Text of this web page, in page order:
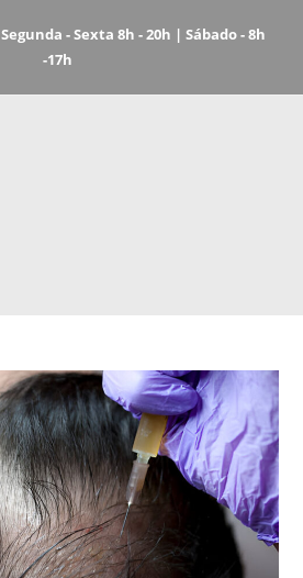
Segunda - Sexta 8h - 20h | Sábado - 8h
-17h